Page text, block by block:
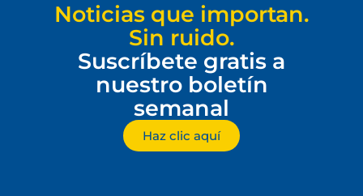
Noticias que importan.
Sin ruido.
Suscríbete gratis a
nuestro boletín
semanal
Haz clic aquí